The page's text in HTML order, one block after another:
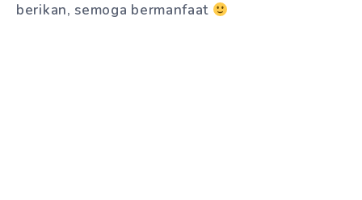
berikan, semoga bermanfaat